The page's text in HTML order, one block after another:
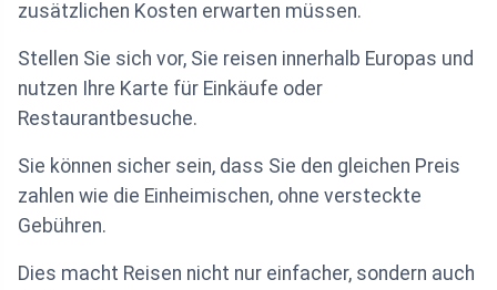
zusätzlichen Kosten erwarten müssen.
Stellen Sie sich vor, Sie reisen innerhalb Europas und
nutzen Ihre Karte für Einkäufe oder
Restaurantbesuche.
Sie können sicher sein, dass Sie den gleichen Preis
zahlen wie die Einheimischen, ohne versteckte
Gebühren.
Dies macht Reisen nicht nur einfacher, sondern auch